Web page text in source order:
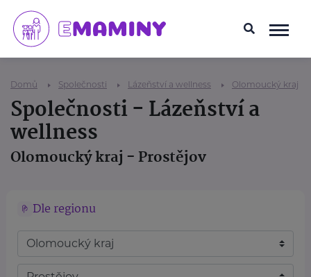
Domů Společnosti Lázeňství a wellness Olomoucký kraj
Společnosti - Lázeňství a
wellness
Olomoucký kraj - Prostějov
Dle regionu